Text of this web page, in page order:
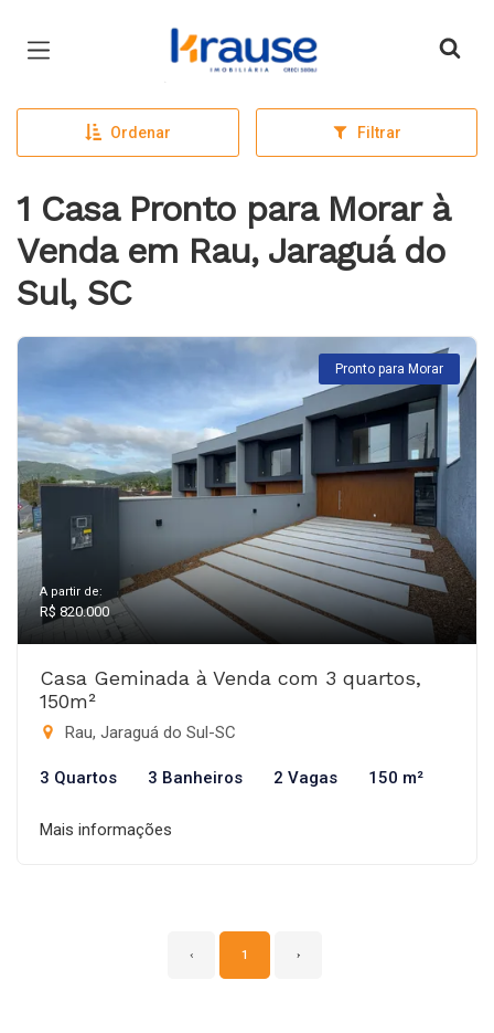
Página inicial
Ordenar Filtrar
1 Casa Pronto para Morar à
Venda em Rau, Jaraguá do
Sul, SC
Pronto para Morar
A partir de:
R$ 820.000
Casa Geminada à Venda com 3 quartos,
150m²
Rau, Jaraguá do Sul-SC
3 Quartos 3 Banheiros 2 Vagas 150 m²
Mais informações
‹ 1 ›